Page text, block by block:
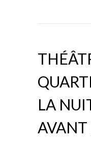
LA
AVANT